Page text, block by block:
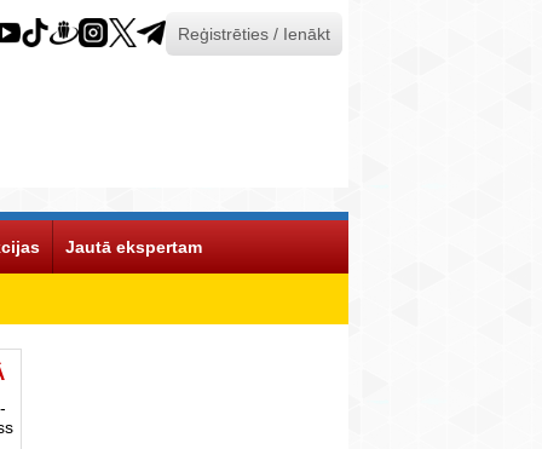
Reģistrēties / Ienākt
Jautā ekspertam